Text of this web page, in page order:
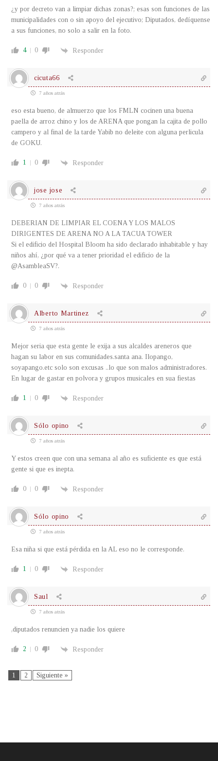
¿y por decreto van a limpiar dichas zonas?; esas son funciones de las
municipalidades con o sin apoyo del ejecutivo; Diputados, dedíquense
a sus funciones, no solo a salir en la foto.
4 0 Responder
cicuta66
7 años atrás
eso esta bueno, de almuerzo que los FMLN cocinen una buena
paella de arroz chino y los de ARENA que pongan la cajita de pollo
campero y al final de la tarde Yabib no deleite con alguna perlicula
de GOKU.
1 0 Responder
jose jose
7 años atrás
DEBERIAN DE LIMPIAR EL COENA Y LOS MALOS
DIRIGENTES DE ARENA NO A LA TACUA TOWER
Si el edificio del Hospital Bloom ha sido declarado inhabitable y hay
niños ahí, ¿por qué va a tener prioridad el edificio de la
@AsambleaSV?.
0 0 Responder
Alberto Martinez
7 años atrás
Mejor seria que esta gente le exija a sus alcaldes areneros que
hagan su labor en sus comunidades.santa ana. Ilopango,
soyapango.etc solo son excusas ..lo que son malos administradores.
En lugar de gastar en polvora y grupos musicales en sua fiestas
1 0 Responder
Sólo opino
7 años atrás
Y estos creen que con una semana al año es suficiente es que está
gente si que es inepta.
0 0 Responder
Sólo opino
7 años atrás
Esa niña si que está pérdida en la AL eso no le corresponde.
1 0 Responder
Saul
7 años atrás
,diputados renuncien ya nadie los quiere
2 0 Responder
1 2 Siguiente »